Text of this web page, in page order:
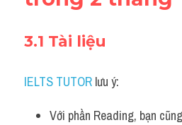
3.1 Tài liệu
IELTS TUTOR lưu ý:
Với phần Reading, bạn